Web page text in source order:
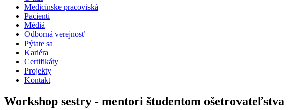
Medicínske pracoviská
Pacienti
Médiá
Odborná verejnosť
Pýtate sa
Kariéra
Certifikáty
Projekty
Kontakt
Workshop sestry - mentori študentom ošetrovateľstva